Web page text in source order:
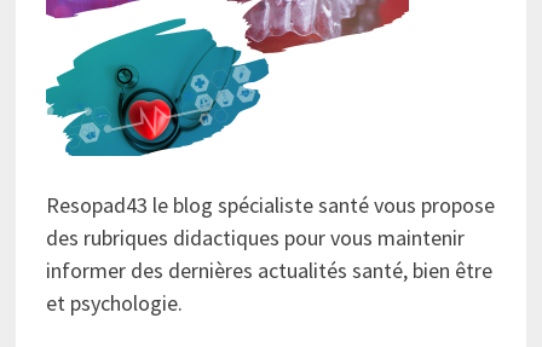
Resopad43 le blog spécialiste santé vous propose
des rubriques didactiques pour vous maintenir
informer des dernières actualités santé, bien être
et psychologie.